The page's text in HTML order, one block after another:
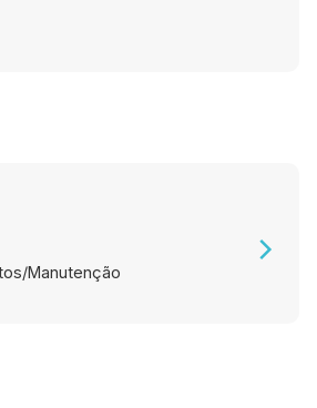
Manutenção